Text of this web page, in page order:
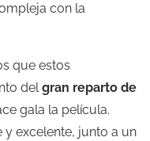
con la
que estos
delgran reparto de
gala la película.
y excelente, junto a un